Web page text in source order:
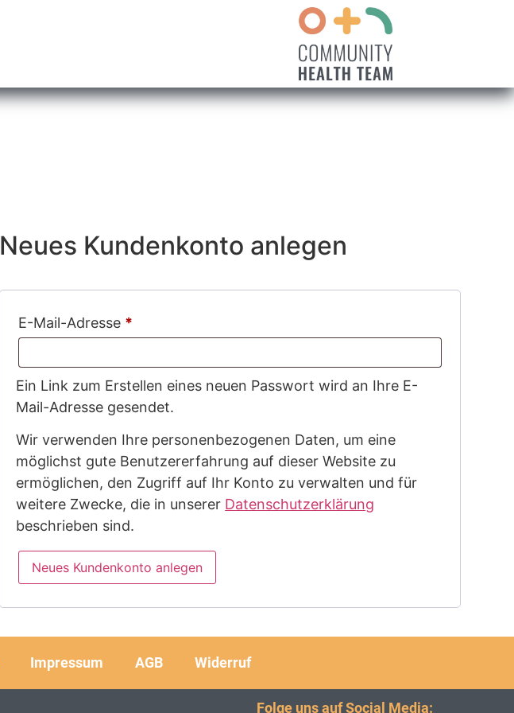
Neues Kundenkonto anlegen
E-Mail-Adresse *
Ein Link zum Erstellen eines neuen Passwort wird an Ihre E-
Mail-Adresse gesendet.
Wir verwenden Ihre personenbezogenen Daten, um eine
möglichst gute Benutzererfahrung auf dieser Website zu
ermöglichen, den Zugriff auf Ihr Konto zu verwalten und für
weitere Zwecke, die in unserer Datenschutzerklärung
beschrieben sind.
Neues Kundenkonto anlegen
Impressum AGB Widerruf
Folge uns auf Social Media: